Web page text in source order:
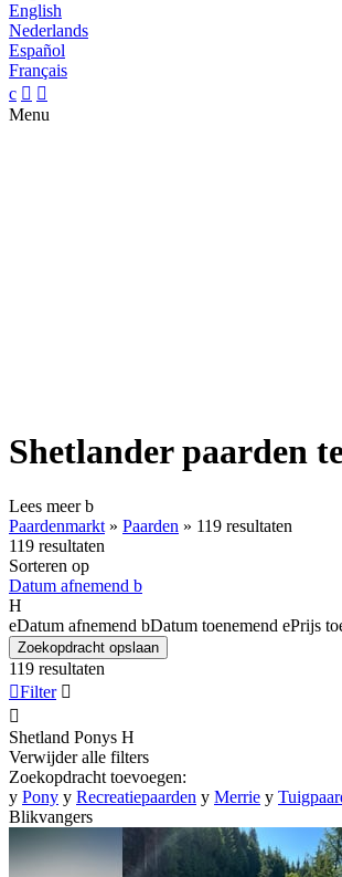
English
Nederlands
Español
Français
c  
Menu
Shetlander paarden
Lees meerb
Paardenmarkt » Paarden » 119 resultaten
119 resultaten
Sorteren op
Datum afnemend b
H
eDatum afnemend bDatum toenemend ePrijs
Zoekopdracht opslaan
119 resultaten
Filter 

Shetland Ponys H
Verwijder alle filters
Zoekopdracht toevoegen:
y Pony y Recreatiepaarden y Merrie y
Blikvangers